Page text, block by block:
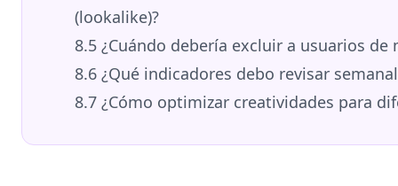
(lookalike)?
8.5 ¿Cuándo debería excluir a usuarios
8.6 ¿Qué indicadores debo revisar
8.7 ¿Cómo optimizar creatividades para